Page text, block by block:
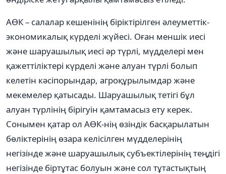
АӨК – салалар кешенінің біріктірілген əлеуметтік-
экономикалық күрделі жүйесі. Оған меншік иесі
жəне шаруашылық иесі əр түрлі, мүдделері мен
қажеттіліктері күрделі жəне алуан түрлі болып
келетін кəсіпорындар, агроқұрылымдар жəне
мекемелер қатысады. Шаруашылық тетігі бұл
алуан түрлінің бірігуін қамтамасыз ету керек.
Сонымен қатар ол АӨК-нің өзіндік басқарылатын
бөліктерінің өзара келісілген мүдделерінің
негізінде жəне шаруашылық субъектілерінің теңдігі
негізінде біртұтас болуын жəне сол тұтастықтың